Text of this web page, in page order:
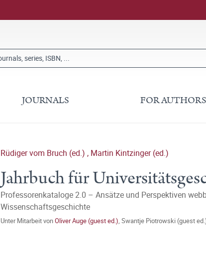
JOURNALS FOR AUTHORS
Rüdiger vom Bruch (ed.) , Martin Kintzinger (ed.)
Jahrbuch für
Professorenkataloge 2.0 – Ansätze und Perspektiven
Wissenschaftsgeschichte
Unter Mitarbeit vonOliver Auge (guest ed.), Swantje Piotrowski (guest